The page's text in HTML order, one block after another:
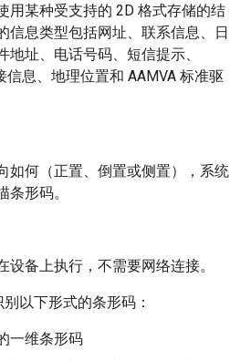
用某种受支持的 2D 格式存储的结
信息类型包括网址、联系信息、日
地址、电话号码、短信提示、
信息、地理位置和 AAMVA 标准驱
如何（正置、倒置或侧置），系统
条形码。
设备上执行，不需要网络连接。
以下形式的条形码：
一维条形码